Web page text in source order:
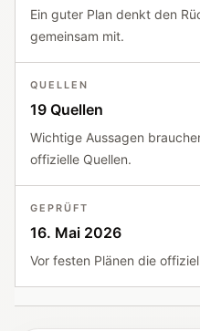
Ein guter Plan denkt den
gemeinsam mit.
QUELLEN
19 Quellen
Wichtige Aussagen
offizielle Quellen.
GEPRÜFT
16. Mai 2026
Vor festen Plänen die